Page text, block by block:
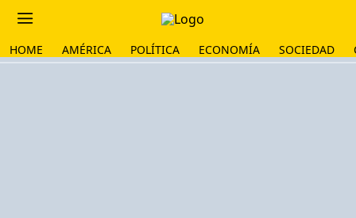
HOME AMÉRICA POLÍTICA ECONOMÍA SOCIEDAD